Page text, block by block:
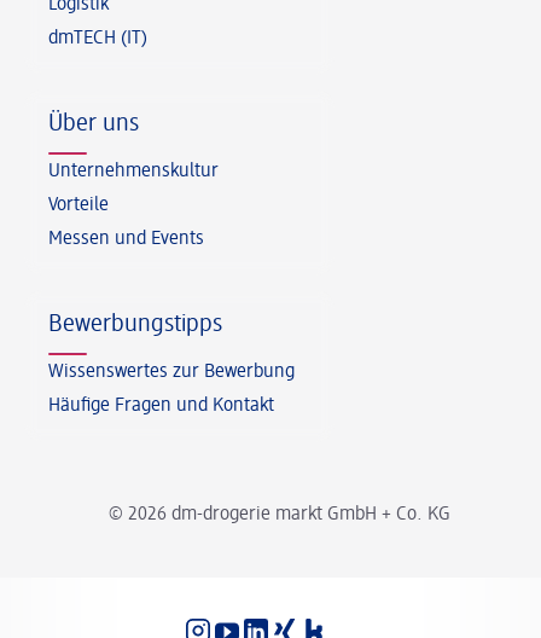
© 2026 dm-drogerie markt GmbH + Co. KG
Logistik
dmTECH (IT)
Über uns
Unternehmenskultur
Vorteile
Messen und Events
Bewerbungstipps
Wissenswertes zur Bewerbung
Häufige Fragen und Kontakt